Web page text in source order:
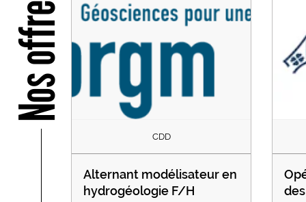
Nos offres
CDD
Alternant modélisateur en
hydrogéologie F/H